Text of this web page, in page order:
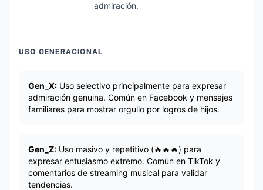
admiración.
USO GENERACIONAL
Gen_X: Uso selectivo principalmente para expresar
admiración genuina. Común en Facebook y mensajes
familiares para mostrar orgullo por logros de hijos.
Gen_Z: Uso masivo y repetitivo (🔥🔥🔥) para
expresar entusiasmo extremo. Común en TikTok y
comentarios de streaming musical para validar
tendencias.